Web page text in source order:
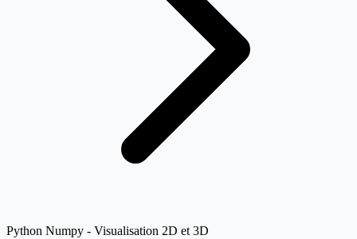
Python Numpy - Visualisation 2D et 3D